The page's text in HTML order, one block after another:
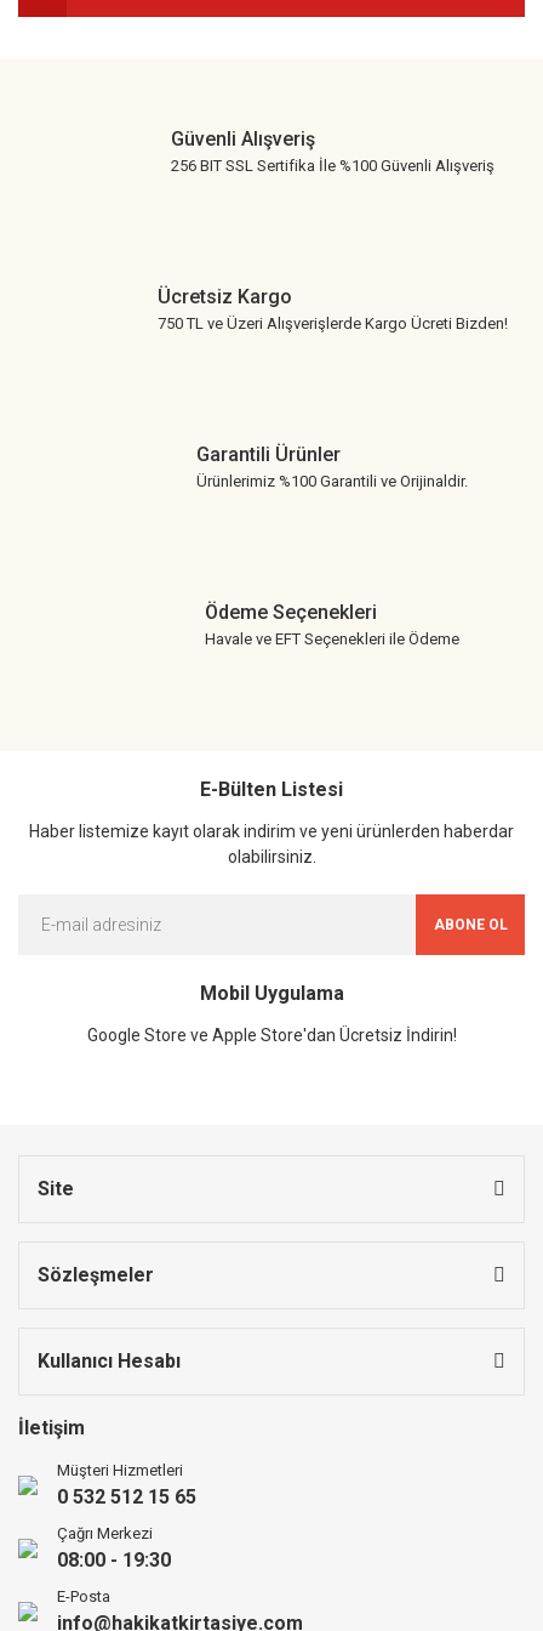
Güvenli Alışveriş
256 BIT SSL Sertifika İle %100 Güvenli Alışveriş
Ücretsiz Kargo
750 TL ve Üzeri Alışverişlerde Kargo Ücreti Bizden!
Garantili Ürünler
Ürünlerimiz %100 Garantili ve Orijinaldir.
Ödeme Seçenekleri
Havale ve EFT Seçenekleri ile Ödeme
E-Bülten Listesi
Haber listemize kayıt olarak indirim ve yeni ürünlerden haberdar
olabilirsiniz.
ABONE OL
Mobil Uygulama
Google Store ve Apple Store'dan Ücretsiz İndirin!
Site
Sözleşmeler
Kullanıcı Hesabı
İletişim
Müşteri Hizmetleri
0 532 512 15 65
Çağrı Merkezi
08:00 - 19:30
E-Posta
info@hakikatkirtasiye.com